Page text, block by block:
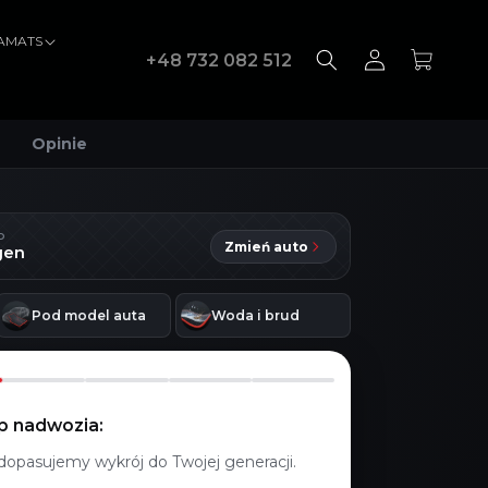
+48 732 082 512
Zaloguj
Koszyk
Opinie
Zmień auto
Pod model auta Woda i brud
nadwozia:
wykrój do Twojej generacji.